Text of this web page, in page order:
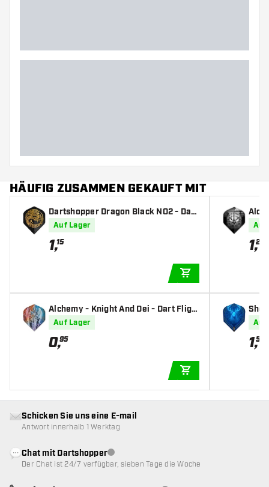
HÄUFIG ZUSAMMEN GEKAUFT MIT
Dartshopper Dragon Black NO2 - Dart
Flights
Auf Lager
1,15
Alchemy - Knight And Dei - Dart Fligh
ts
Auf Lager
0,95
tAuf
1,20
Auf
1,50
Schicken Sie uns eine E-mail
Antwort innerhalb 1 Werktag
Chat mit DartshopperKundenservice nicht verfügbar
Der Chat ist 24/7 verfügbar, sieben Tage die Woche